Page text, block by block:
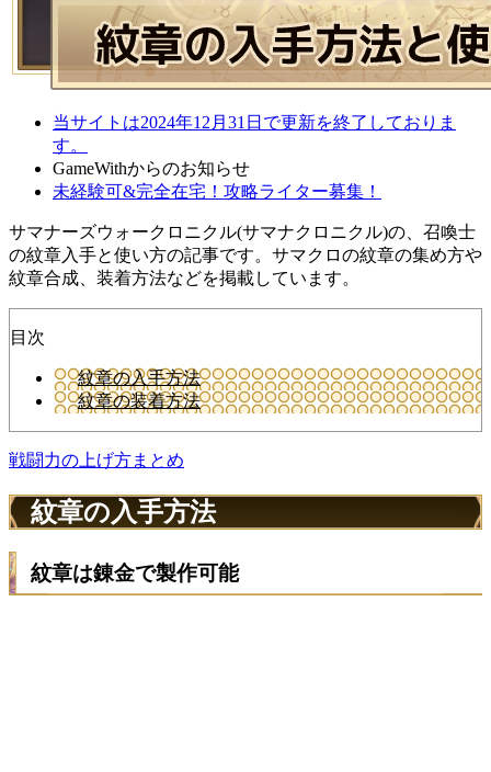
当サイトは2024年12月31日で更新を終了しておりま
す。
GameWithからのお知らせ
未経験可&完全在宅！攻略ライター募集！
サマナーズウォークロニクル(サマナクロニクル)の、召喚士
の紋章入手と使い方の記事です。サマクロの紋章の集め方や
紋章合成、装着方法などを掲載しています。
目次
紋章の入手方法
紋章の装着方法
戦闘力の上げ方まとめ
紋章の入手方法
紋章は錬金で製作可能